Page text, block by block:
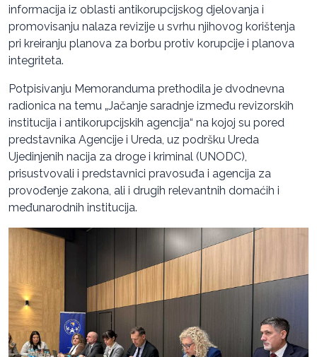
informacija iz oblasti antikorupcijskog djelovanja i
promovisanju nalaza revizije u svrhu njihovog korištenja
pri kreiranju planova za borbu protiv korupcije i planova
integriteta.
Potpisivanju Memoranduma prethodila je dvodnevna
radionica na temu „Jačanje saradnje između revizorskih
institucija i antikorupcijskih agencija“ na kojoj su pored
predstavnika Agencije i Ureda, uz podršku Ureda
Ujedinjenih nacija za droge i kriminal (UNODC),
prisustvovali i predstavnici pravosuđa i agencija za
provođenje zakona, ali i drugih relevantnih domaćih i
međunarodnih institucija.